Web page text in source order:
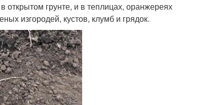
грунте, и в теплицах, оранжереях
изгородей, кустов, клумб и грядок.